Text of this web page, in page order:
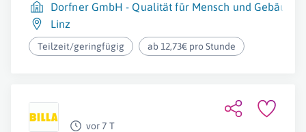
Dorfner GmbH - Qualität für Mensch und Gebäude
Linz
Teilzeit/geringfügig ab 12,73€ pro Stunde
vor 7 T